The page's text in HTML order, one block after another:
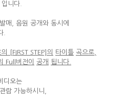
니다.
매, 음원 공개와 동시에
.
의 [FIRST STEP] 의 타이틀 곡으로
Full 버전이 공개 됩니다
디오는
람 가능하시니,